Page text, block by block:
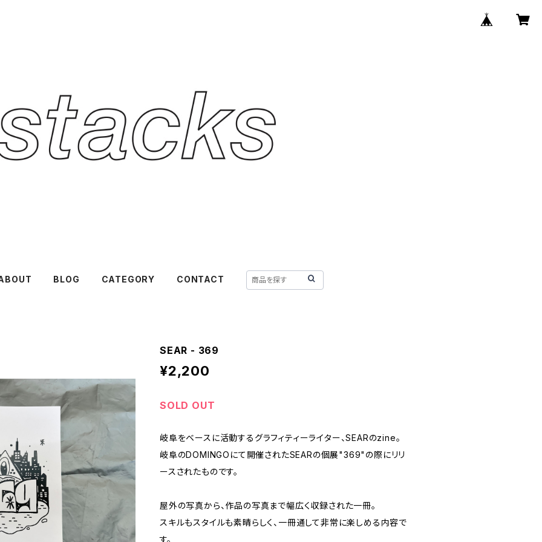
BLOG CATEGORY CONTACT
SEAR - 369
¥2,200
SOLD OUT
岐阜をベースに活動するグラフィティーライター、SEARのzine。
岐阜のDOMINGOにて開催されたSEARの個展"369"の際にリリ
ースされたものです。
屋外の写真から、作品の写真まで幅広く収録された一冊。
スキルもスタイルも素晴らしく、一冊通して非常に楽しめる内容で
す。